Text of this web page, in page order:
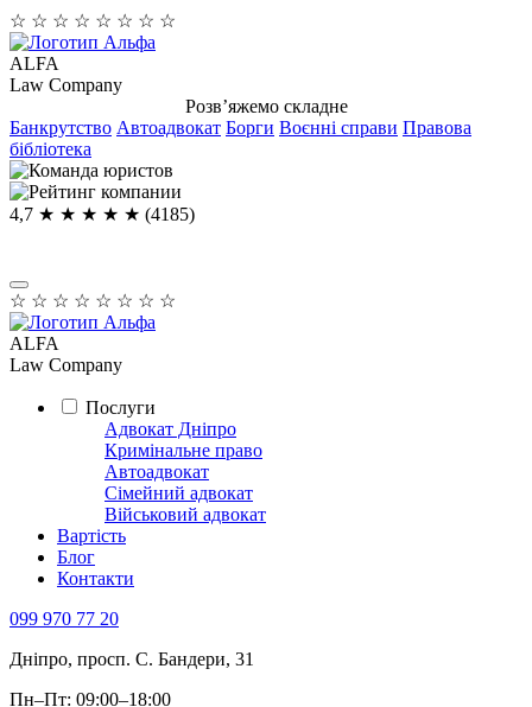
☆ ☆ ☆ ☆ ☆ ☆ ☆ ☆
ALFA
Law Company
Розв’яжемо складне
Банкрутство Автоадвокат Борги Воєнні справи Правова
бібліотека
4,7 ★ ★ ★ ★ ★ (4185)
☆ ☆ ☆ ☆ ☆ ☆ ☆ ☆
ALFA
Law Company
Послуги
Адвокат Дніпро
Кримінальне право
Автоадвокат
Сімейний адвокат
Військовий адвокат
Вартість
Блог
Контакти
099 970 77 20
Дніпро, просп. С. Бандери, 31
Пн–Пт: 09:00–18:00